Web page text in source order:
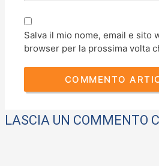
Salva il mio nome, email e sito
browser per la prossima volta
LASCIA UN COMMENTO